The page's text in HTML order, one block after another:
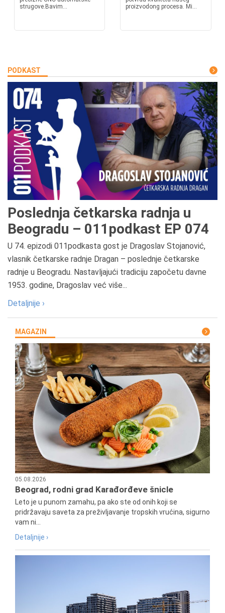
strugove.Bavim...
proizvodong procesa. Mi...
PODKAST
Poslednja četkarska radnja u
Beogradu – 011podkast EP 074
U 74. epizodi 011podkasta gost je Dragoslav Stojanović,
vlasnik četkarske radnje Dragan – poslednje četkarske
radnje u Beogradu. Nastavljajući tradiciju započetu davne
1953. godine, Dragoslav već više...
Detaljnije ›
MAGAZIN
05.08.2026
Beograd, rodni grad Karađorđeve šnicle
Leto je u punom zamahu, pa ako ste od onih koji se
pridržavaju saveta za preživljavanje tropskih vrućina, sigurno
vam ni...
Detaljnije ›